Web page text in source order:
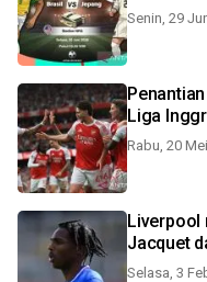
Senin, 29
Liga
Rabu, 20
Liverpool
Jacquet
Selasa, 3